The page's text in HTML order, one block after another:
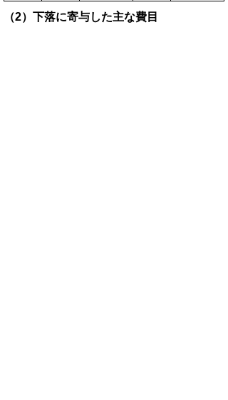
（2）下落に寄与した主な費目